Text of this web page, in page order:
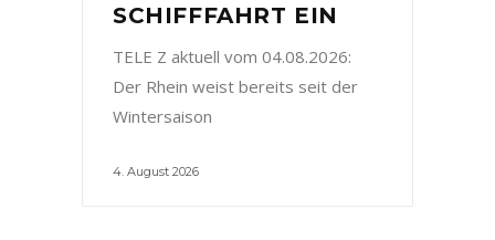
SCHIFFFAHRT EIN
TELE Z aktuell vom 04.08.2026:
Der Rhein weist bereits seit der
Wintersaison
4. August 2026